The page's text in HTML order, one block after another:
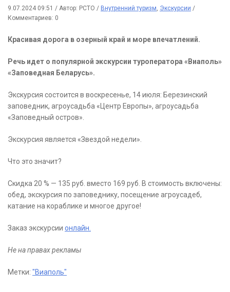
9.07.2024 09:51 / Автор: РСТО / Внутренний туризм, Экскурсии /
Комментариев: 0
Красивая дорога в озерный край и море впечатлений.
Речь идет о популярной экскурсии туроператора «Виаполь»
«Заповедная Беларусь».
Экскурсия состоится в воскресенье, 14 июля: Березинский
заповедник, агроусадьба «Центр Европы», агроусадьба
«Заповедный остров».
Экскурсия является «Звездой недели».
Что это значит?
Скидка 20 % — 135 руб. вместо 169 руб. В стоимость включены:
обед, экскурсия по заповеднику, посещение агроусадеб,
катание на кораблике и многое другое!
Заказ экскурсии онлайн.
Не на правах рекламы
Метки: "Виаполь"